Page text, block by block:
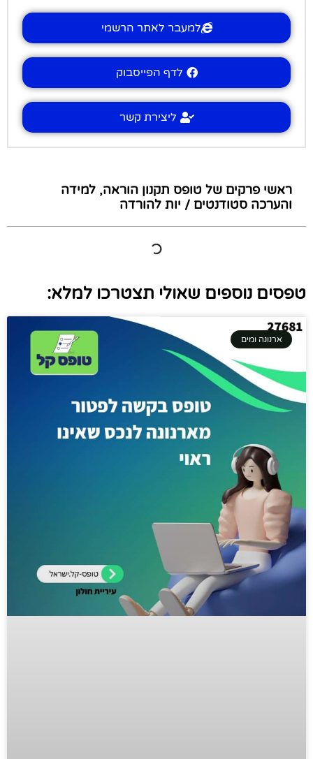
למעבר לאתר הרשמי
לדף הפייסבוק
ליצירת קשר
ראשי פרקים של טופס תקנון הוראה, למידה
והערכה סטודנטים / יות להורדה
טפסים נוספים שאולי תצטרכו למלא:
ארנונה ומים